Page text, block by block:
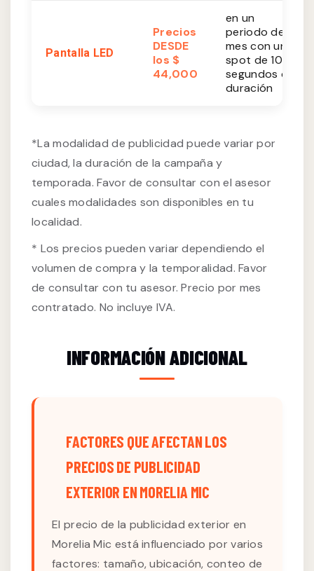
Pantalla LED
Precios
DESDE
los $
44,000
en un
periodo de 1
mes con un
spot de 10
segundos de
duración
*La modalidad de publicidad puede variar por
ciudad, la duración de la campaña y
temporada. Favor de consultar con el asesor
cuales modalidades son disponibles en tu
localidad.
* Los precios pueden variar dependiendo el
volumen de compra y la temporalidad. Favor
de consultar con tu asesor. Precio por mes
contratado. No incluye IVA.
INFORMACIÓN ADICIONAL
FACTORES QUE AFECTAN LOS
PRECIOS DE PUBLICIDAD
EXTERIOR EN MORELIA MIC
El precio de la publicidad exterior en
Morelia Mic está influenciado por varios
factores: tamaño, ubicación, conteo de